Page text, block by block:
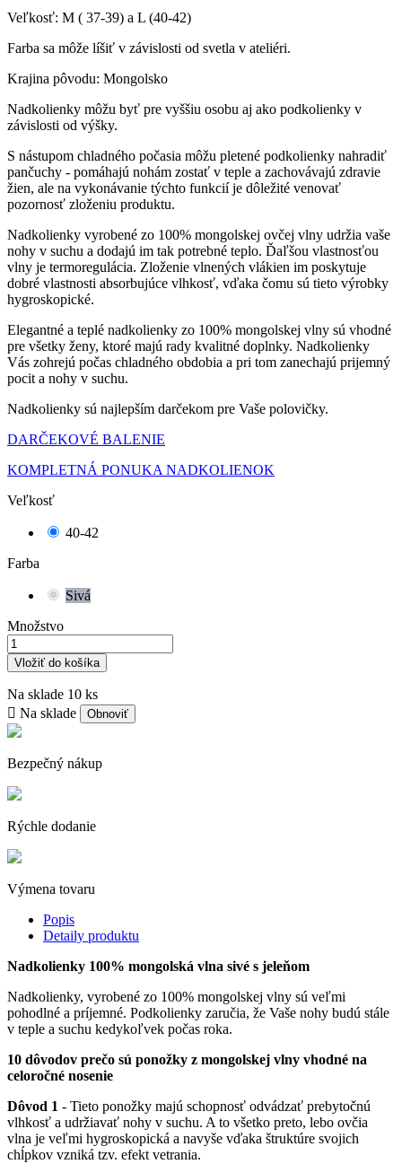
Veľkosť: M ( 37-39) a L (40-42)
Farba sa môže líšiť v závislosti od svetla v ateliéri.
Krajina pôvodu: Mongolsko
Nadkolienky môžu byť pre vyššiu osobu aj ako podkolienky v
závislosti od výšky.
S nástupom chladného počasia môžu pletené podkolienky nahradiť
pančuchy - pomáhajú nohám zostať v teple a zachovávajú zdravie
žien, ale na vykonávanie týchto funkcií je dôležité venovať
pozornosť zloženiu produktu.
Nadkolienky vyrobené zo 100% mongolskej ovčej vlny udržia vaše
nohy v suchu a dodajú im tak potrebné teplo. Ďaľšou vlastnosťou
vlny je termoregulácia. Zloženie vlnených vlákien im poskytuje
dobré vlastnosti absorbujúce vlhkosť, vďaka čomu sú tieto výrobky
hygroskopické.
Elegantné a teplé nadkolienky zo 100% mongolskej vlny sú vhodné
pre všetky ženy, ktoré majú rady kvalitné doplnky. Nadkolienky
Vás zohrejú počas chladného obdobia a pri tom zanechajú prijemný
pocit a nohy v suchu.
Nadkolienky sú najlepším darčekom pre Vaše polovičky.
DARČEKOVÉ BALENIE
KOMPLETNÁ PONUKA NADKOLIENOK
Veľkosť
40-42
Farba
Sivá
Množstvo
Vložiť do košíka
Na sklade 10 ks
 Na sklade
Bezpečný nákup
Rýchle dodanie
Výmena tovaru
Popis
Detaily produktu
Nadkolienky 100% mongolská vlna sivé s jeleňom
Nadkolienky, vyrobené zo 100% mongolskej vlny sú veľmi
pohodlné a príjemné. Podkolienky zaručia, že Vaše nohy budú stále
v teple a suchu kedykoľvek počas roka.
10 dôvodov prečo sú ponožky z mongolskej vlny vhodné na
celoročné nosenie
Dôvod 1 - Tieto ponožky majú schopnosť odvádzať prebytočnú
vlhkosť a udržiavať nohy v suchu. A to všetko preto, lebo ovčia
vlna je veľmi hygroskopická a navyše vďaka štruktúre svojich
chĺpkov vzniká tzv. efekt vetrania.